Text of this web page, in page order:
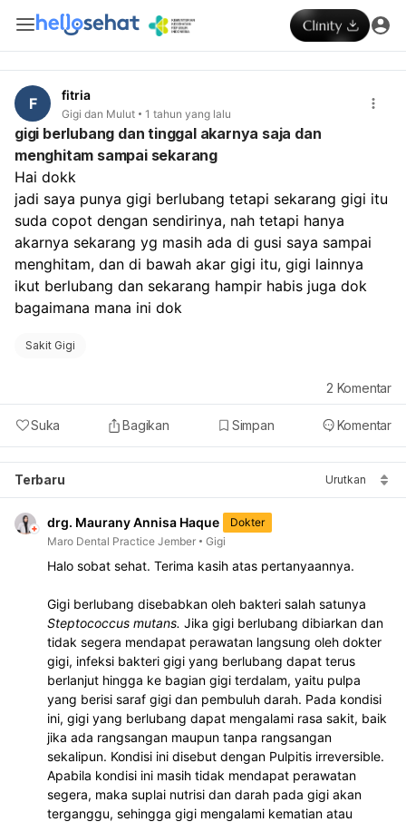
F fitria
Gigi dan Mulut 1 tahun yang lalu
gigi berlubang dan tinggal akarnya saja dan
menghitam sampai sekarang
Hai dokk
jadi saya punya gigi berlubang tetapi sekarang gigi itu
suda copot dengan sendirinya, nah tetapi hanya
akarnya sekarang yg masih ada di gusi saya sampai
menghitam, dan di bawah akar gigi itu, gigi lainnya
ikut berlubang dan sekarang hampir habis juga dok
bagaimana mana ini dok
Sakit Gigi
Suka Bagikan Simpan Komentar
2 Komentar
Terbaru Urutkan
drg. Maurany Annisa Haque
Dokter
Maro Dental Practice Jember
Gigi
Halo sobat sehat. Terima kasih atas pertanyaannya.
Steptococcus mutans. Jika gigi berlubang dibiarkan dan
tidak segera mendapat perawatan langsung oleh dokter
gigi, infeksi bakteri gigi yang berlubang dapat terus
berlanjut hingga ke bagian gigi terdalam, yaitu pulpa
yang berisi saraf gigi dan pembuluh darah. Pada kondisi
ini, gigi yang berlubang dapat mengalami rasa sakit, baik
jika ada rangsangan maupun tanpa rangsangan
sekalipun. Kondisi ini disebut dengan Pulpitis irreversible.
Apabila kondisi ini masih tidak mendapat perawatan
segera, maka suplai nutrisi dan darah pada gigi akan
terganggu, sehingga gigi mengalami kematian atau